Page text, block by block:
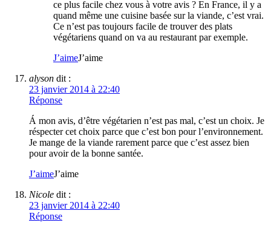
ce plus facile chez vous à votre avis ? En France, il y a
quand même une cuisine basée sur la viande, c’est vrai.
Ce n’est pas toujours facile de trouver des plats
végétariens quand on va au restaurant par exemple.
J’aimeJ’aime
alyson dit :
23 janvier 2014 à 22:40
Réponse
Á mon avis, d’être végétarien n’est pas mal, c’est un choix. Je
réspecter cet choix parce que c’est bon pour l’environnement.
Je mange de la viande rarement parce que c’est assez bien
pour avoir de la bonne santée.
J’aimeJ’aime
Nicole dit :
23 janvier 2014 à 22:40
Réponse